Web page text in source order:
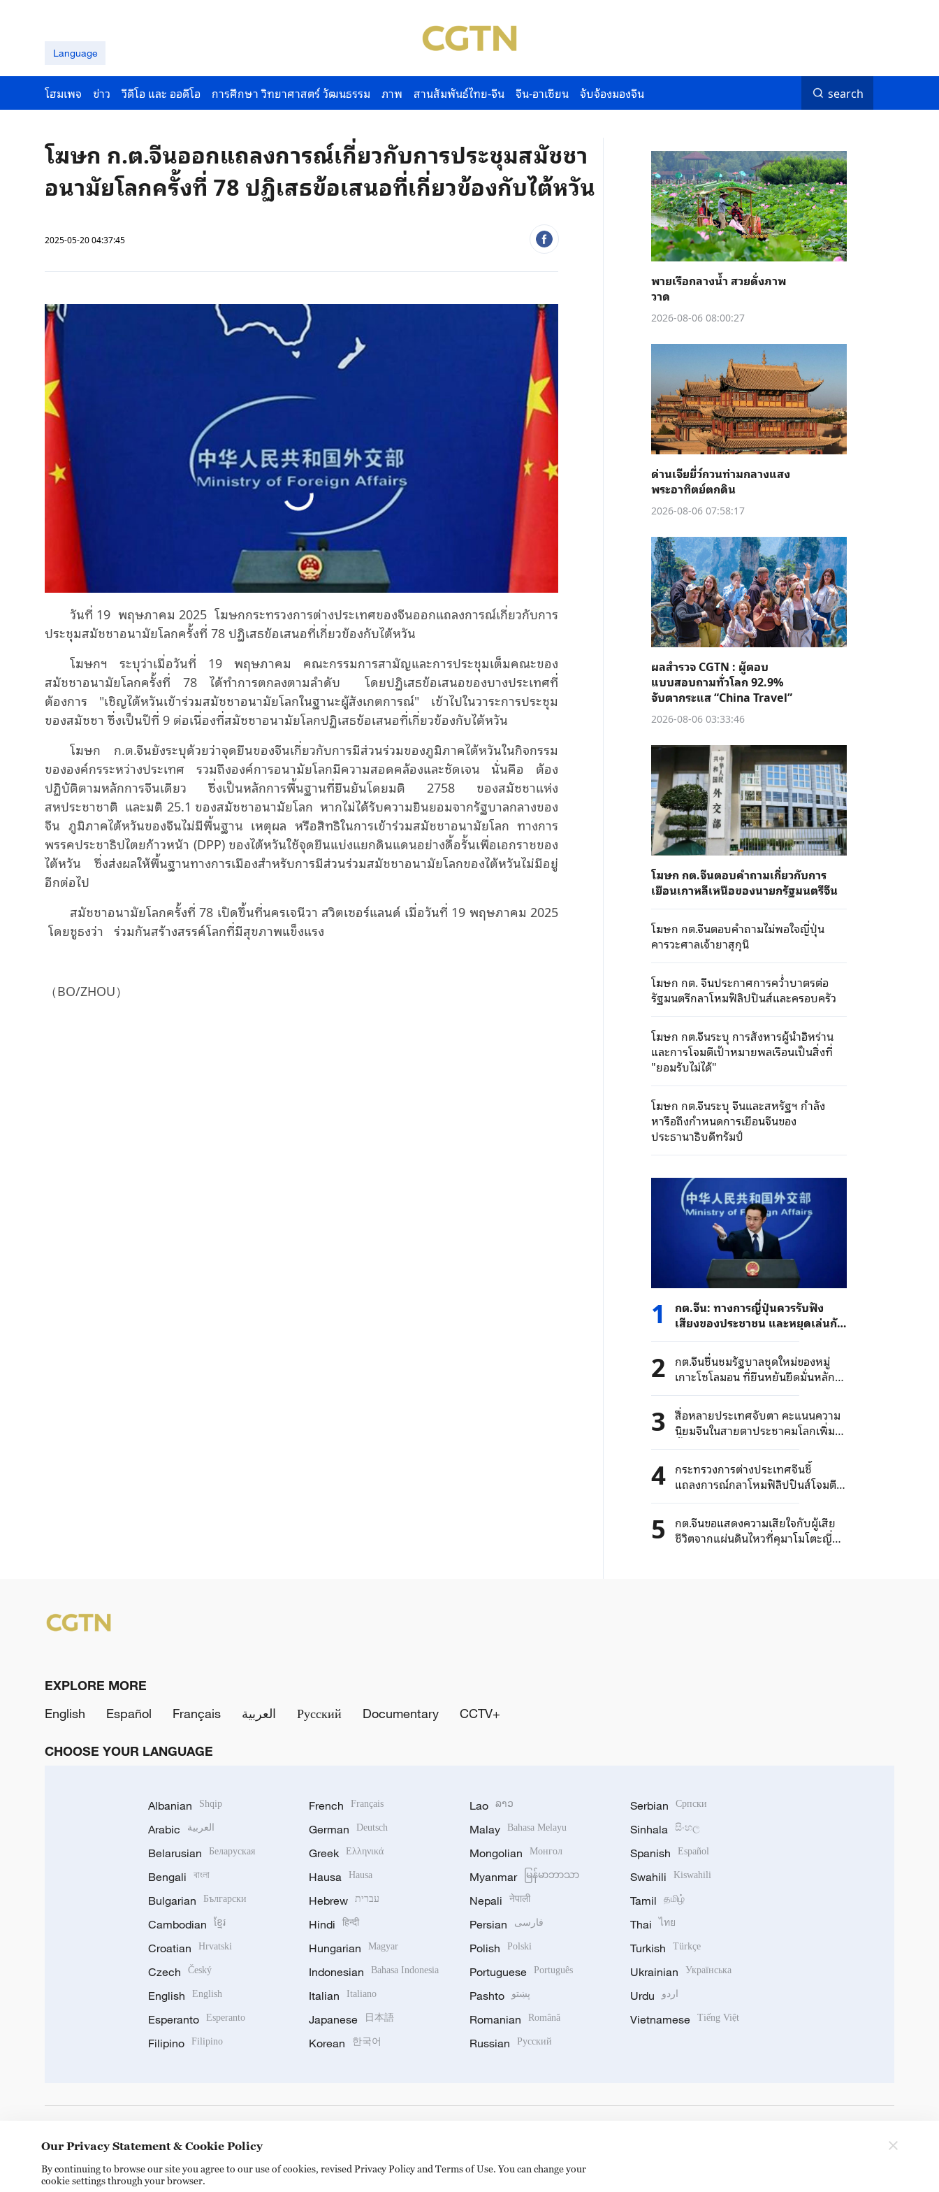
Language
โฮมเพจ ข่าว วีดีโอ และ ออดีโอ การศึกษา วิทยาศาสตร์ วัฒนธรรม ภาพ สานสัมพันธ์ไทย-จีน จีน-อาเซียน จับจ้องมองจีน search
โฆษก ก.ต.จีนออกแถลงการณ์เกี่ยวกับการประชุมสมัชชา
อนามัยโลกครั้งที่ 78 ปฏิเสธข้อเสนอที่เกี่ยวข้องกับไต้หวัน
2025-05-20 04:37:45
วันที่ 19 พฤษภาคม 2025 โฆษกกระทรวงการต่างประเทศของจีนออกแถลงการณ์เกี่ยวกับการ
ประชุมสมัชชาอนามัยโลกครั้งที่ 78 ปฏิเสธข้อเสนอที่เกี่ยวข้องกับไต้หวัน
โฆษกฯ ระบุว่าเมื่อวันที่ 19 พฤษภาคม คณะกรรมการสามัญและการประชุมเต็มคณะของ
สมัชชาอนามัยโลกครั้งที่ 78 ได้ทำการตกลงตามลำดับ โดยปฏิเสธข้อเสนอของบางประเทศที่
ต้องการ "เชิญไต้หวันเข้าร่วมสมัชชาอนามัยโลกในฐานะผู้สังเกตการณ์" เข้าไปในวาระการประชุม
ของสมัชชา ซึ่งเป็นปีที่ 9 ต่อเนื่องที่สมัชชาอนามัยโลกปฏิเสธข้อเสนอที่เกี่ยวข้องกับไต้หวัน
โฆษก ก.ต.จีนยังระบุด้วยว่าจุดยืนของจีนเกี่ยวกับการมีส่วนร่วมของภูมิภาคไต้หวันในกิจกรรม
ขององค์กรระหว่างประเทศ รวมถึงองค์การอนามัยโลกมีความสอดคล้องและชัดเจน นั่นคือ ต้อง
ปฏิบัติตามหลักการจีนเดียว ซึ่งเป็นหลักการพื้นฐานที่ยืนยันโดยมติ 2758 ของสมัชชาแห่ง
สหประชาชาติ และมติ 25.1 ของสมัชชาอนามัยโลก หากไม่ได้รับความยินยอมจากรัฐบาลกลางของ
จีน ภูมิภาคไต้หวันของจีนไม่มีพื้นฐาน เหตุผล หรือสิทธิในการเข้าร่วมสมัชชาอนามัยโลก ทางการ
พรรคประชาธิปไตยก้าวหน้า (DPP) ของไต้หวันใช้จุดยืนแบ่งแยกดินแดนอย่างดื้อรั้นเพื่อเอกราชของ
ไต้หวัน ซึ่งส่งผลให้พื้นฐานทางการเมืองสําหรับการมีส่วนร่วมสมัชชาอนามัยโลกของไต้หวันไม่มีอยู่
อีกต่อไป
สมัชชาอนามัยโลกครั้งที่ 78 เปิดขึ้นที่นครเจนีวา สวิตเซอร์แลนด์ เมื่อวันที่ 19 พฤษภาคม 2025
โดยชูธงว่า ร่วมกันสร้างสรรค์โลกที่มีสุขภาพแข็งแรง
（BO/ZHOU）
พายเรือกลางน้ำ สวยดั่งภาพ
วาด
2026-08-06 08:00:27
ด่านเจียยี่ว์กวนท่ามกลางแสง
พระอาทิตย์ตกดิน
2026-08-06 07:58:17
ผลสำรวจ CGTN : ผู้ตอบ
แบบสอบถามทั่วโลก 92.9%
จับตากระแส “China Travel”
2026-08-06 03:33:46
โฆษก กต.จีนตอบคำถามเกี่ยวกับการ
เยือนเกาหลีเหนือของนายกรัฐมนตรีจีน
โฆษก กต.จีนตอบคำถามไม่พอใจญี่ปุ่น
คารวะศาลเจ้ายาสุกุนิ
โฆษก กต. จีนประกาศการคว่ำบาตรต่อ
รัฐมนตรีกลาโหมฟิลิปปินส์และครอบครัว
โฆษก กต.จีนระบุ การสังหารผู้นำอิหร่าน
และการโจมตีเป้าหมายพลเรือนเป็นสิ่งที่
"ยอมรับไม่ได้"
โฆษก กต.จีนระบุ จีนและสหรัฐฯ กำลัง
หารือถึงกำหนดการเยือนจีนของ
ประธานาธิบดีทรัมป์
1
กต.จีน: ทางการญี่ปุ่นควรรับฟัง
เสียงของประชาชน และหยุดเล่นกับ
ไฟในประเด็นนิวเคลียร์
2 กต.จีนชื่นชมรัฐบาลชุดใหม่ของหมู่
เกาะโซโลมอน ที่ยืนหยันยึดมั่นหลัก
การจีนเดียวอย่างแน่วแน่
3 สื่อหลายประเทศจับตา คะแนนความ
นิยมจีนในสายตาประชาคมโลกเพิ่ม
ขึ้นต่อเนื่อง
4 กระทรวงการต่างประเทศจีนชี้
แถลงการณ์กลาโหมฟิลิปปินส์โจมตี
ด้วยเจตนาร้าย จีนคัดค้านเด็ดขาด
5
กต.จีนขอแสดงความเสียใจกับผู้เสีย
ชีวิตจากแผ่นดินไหวที่คุมาโมโตะญี่ปุ่น
EXPLORE MORE
English
Español Français العربية Русский Documentary CCTV+
CHOOSE YOUR LANGUAGE
Albanian Shqip
Arabic العربية
Belarusian Беларуская
Bengali বাংলা
Bulgarian Български
Cambodian ខ្មែរ
Croatian Hrvatski
Czech Český
English English
Esperanto Esperanto
Filipino Filipino
French Français
German Deutsch
Greek Ελληνικά
Hausa Hausa
Hebrew עברית
Hindi हिन्दी
Hungarian Magyar
Indonesian Bahasa Indonesia
Italian Italiano
Japanese 日本語
Korean 한국어
Lao ລາວ
Malay Bahasa Melayu
Mongolian Монгол
Myanmar မြန်မာဘာသာ
Nepali नेपाली
Persian فارسی
Polish Polski
Portuguese Português
Pashto پښتو
Romanian Română
Russian Русский
Serbian Српски
Sinhala සිංහල
Spanish Español
Swahili Kiswahili
Tamil தமிழ்
Thai ไทย
Turkish Türkçe
Ukrainian Українська
Urdu اردو
Vietnamese Tiếng Việt
Our Privacy Statement & Cookie Policy
By continuing to browse our site you agree to our use of cookies, revised Privacy Policy and Terms of Use. You can change your
cookie settings through your browser.